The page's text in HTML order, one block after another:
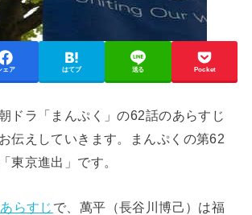
ェア はてブ 送る Pocket
ドラ「まんぷく」の62話のあらすじ
伝えしていきます。まんぷくの第62
東京進出」です。
らすじ で、萬平（長谷川博己）は福